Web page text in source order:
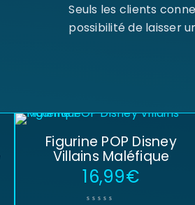
Seuls les clients
possibilité de laisser
Figurine POP Disney
Villains Maléfique
16,99€